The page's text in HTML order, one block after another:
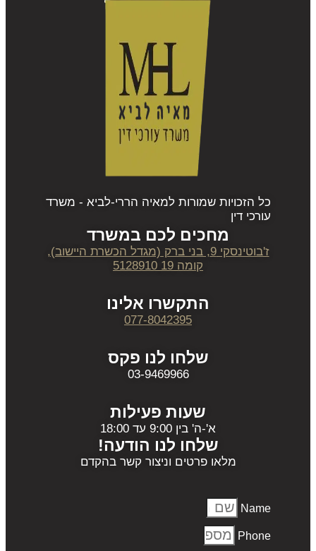
כל הזכויות שמורות למאיה הררי-לביא - משרד
עורכי דין
מחכים לכם במשרד
ז'בוטינסקי 9, בני ברק (מגדל הכשרת היישוב),
קומה 19 5128910
התקשרו אלינו
077-8042395
שלחו לנו פקס
03-9469966
שעות פעילות
א'-ה' בין 9:00 עד 18:00
שלחו לנו הודעה!
מלאו פרטים וניצור קשר בהקדם
Name
Phone